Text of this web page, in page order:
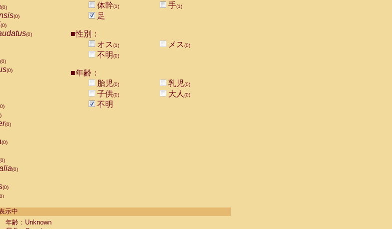
(0)
(0)
(0)
(0)
(0)
(0)
(0)
(0)
(0)
(0)
(0)
体幹(1) 手(1)
足
■性別：
オス(1) メス(0)
不明(0)
■年齢：
胎児(0) 乳児(0)
子供(0) 大人 (0)
不明
示中
年齢：Unknown